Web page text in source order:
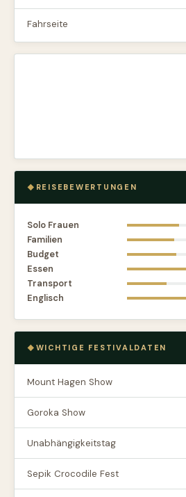
Fahrseite
REISEBEWERTUNGEN
Solo Frauen
Familien
Budget
Essen
Transport
Englisch
WICHTIGE FESTIVALDATEN
Mount Hagen Show
Goroka Show
Unabhängigkeitstag
Sepik Crocodile Fest